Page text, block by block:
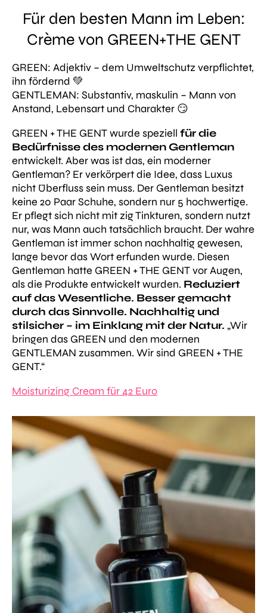
Für den besten Mann im Leben:
Crème von GREEN+THE GENT
GREEN: Adjektiv – dem Umweltschutz verpflichtet,
ihn fördernd 💚
GENTLEMAN: Substantiv, maskulin – Mann von
Anstand, Lebensart und Charakter 😏
GREEN + THE GENT wurde speziell für die
Bedürfnisse des modernen Gentleman
entwickelt. Aber was ist das, ein moderner
Gentleman? Er verkörpert die Idee, dass Luxus
nicht Überfluss sein muss. Der Gentleman besitzt
keine 20 Paar Schuhe, sondern nur 5 hochwertige.
Er pflegt sich nicht mit zig Tinkturen, sondern nutzt
nur, was Mann auch tatsächlich braucht. Der wahre
Gentleman ist immer schon nachhaltig gewesen,
lange bevor das Wort erfunden wurde. Diesen
Gentleman hatte GREEN + THE GENT vor Augen,
als die Produkte entwickelt wurden. Reduziert
auf das Wesentliche. Besser gemacht
durch das Sinnvolle. Nachhaltig und
stilsicher – im Einklang mit der Natur. „Wir
bringen das GREEN und den modernen
GENTLEMAN zusammen. Wir sind GREEN + THE
GENT.“
Moisturizing Cream für 42 Euro